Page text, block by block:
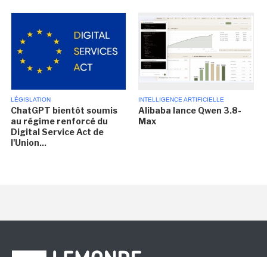
LÉGISLATION
ChatGPT bientôt soumis
au régime renforcé du
Digital Service Act de
l'Union...
INTELLIGENCE ARTIFICIELLE
Alibaba lance Qwen 3.8-
Max